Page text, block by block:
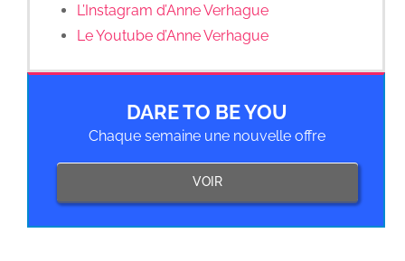
L’Instagram d’Anne Verhague
Le Youtube d’Anne Verhague
DARE TO BE YOU
Chaque semaine une nouvelle offre
VOIR